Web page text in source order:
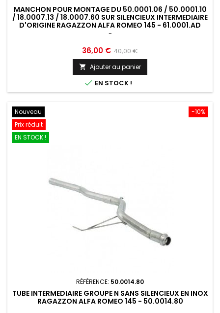
MANCHON POUR MONTAGE DU 50.0001.06 / 50.0001.10
/ 18.0007.13 / 18.0007.60 SUR SILENCIEUX INTERMEDIAIRE
D'ORIGINE RAGAZZON ALFA ROMEO 145 - 61.0001.AD
-
Prix
36,00 € Prix
de
base
40,00 €
 Ajouter au panier
 EN STOCK !
-10%
Nouveau
Prix réduit
EN STOCK !
RÉFÉRENCE: 50.0014.80
TUBE INTERMEDIAIRE GROUPE N SANS SILENCIEUX EN INOX
RAGAZZON ALFA ROMEO 145 - 50.0014.80